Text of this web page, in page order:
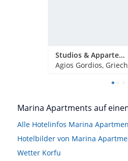
Studios & Appartements Belvedere
Agios Gordios,
Marina Apartments auf
Alle Hotelinfos Marina
Hotelbilder von Marina
Wetter Korfu